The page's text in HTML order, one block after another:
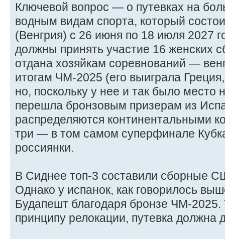
Ключевой вопрос — о путевках на
водным видам спорта, который
(Венгрия) с 26 июня по 18 июля 2027
должны принять участие 16 женских
отдана хозяйкам соревнований —
итогам ЧМ-2025 (его выиграла
но, поскольку у нее и так было место
перешла бронзовым призерам из
распределяются континентальными
три — в том самом суперфинале
россиянки.
В Сиднее топ-3 составили сборные
Однако у испанок, как говорилось
Будапешт благодаря бронзе ЧМ-2025.
принципу релокации, путевка должна